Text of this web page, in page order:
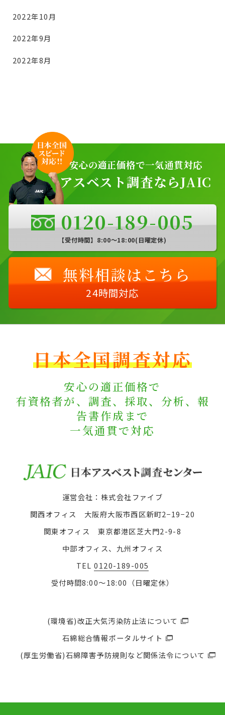
2022年10月
2022年9月
2022年8月
安心の適正価格で一気通貫対応
アスベスト調査ならJAIC
0120-189-005
【受付時間】8:00〜18:00(日曜定休)
無料相談はこちら
24時間対応
日本全国調査対応
安心の適正価格で
有資格者が、調査、採取、分析、報
告書作成まで
一気通貫で対応
運営会社：株式会社ファイブ
関西オフィス 大阪府大阪市西区新町2−19−20
関東オフィス 東京都港区芝大門2-9-8
中部オフィス、九州オフィス
TEL0120-189-005
受付時間8:00〜18:00（日曜定休）
(環境省)改正大気汚染防止法について
石綿総合情報ポータルサイト
(厚生労働省)石綿障害予防規則など関係法令について